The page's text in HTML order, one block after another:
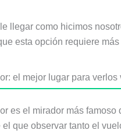
llegar como hicimos
esta opción requiere
el mejor lugar para verlos
es el mirador más
que observar tanto el